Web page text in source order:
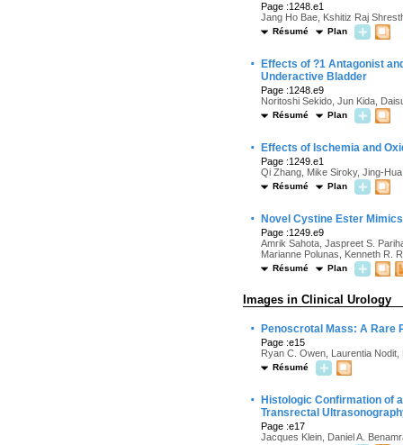
Page :1248.e1
Jang Ho Bae, Kshitiz Raj
Résumé Plan
·
Effects of ?1 Antagonist
Underactive Bladder
Page :1248.e9
Noritoshi Sekido, Jun Kida,
Résumé Plan
· Effects of Ischemia and
Page :1249.e1
Qi Zhang, Mike Siroky, Jing-
Résumé Plan
· Novel Cystine Ester
Page :1249.e9
Amrik Sahota, Jaspreet S.
Marianne Polunas, Kenneth R.
Résumé Plan
Images in Clinical Urology
· Penoscrotal Mass: A Rare
Page :e15
Ryan C. Owen, Laurentia
Résumé
·
Histologic Confirmation of
Transrectal
Page :e17
Jacques Klein, Daniel A.